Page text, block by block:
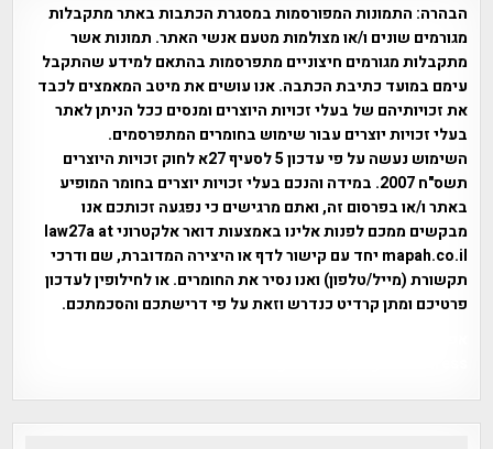
הבהרה: התמונות המפורסמות במסגרת הכתבות באתר מתקבלות
מגורמים שונים ו/או מצולמות מטעם אנשי האתר. תמונות אשר
מתקבלות מגורמים חיצוניים מתפרסמות בהתאם למידע שהתקבל
עימם במועד כתיבת הכתבה. אנו עושים את מיטב המאמצים לכבד
את זכויותיהם של בעלי זכויות היוצרים ומנסים ככל הניתן לאתר
בעלי זכויות יוצרים עבור שימוש בחומרים המתפרסמים.
השימוש נעשה על פי עדכון 5 לסעיף 27א לחוק זכויות היוצרים
תשס"ח 2007. במידה והנכם בעלי זכויות יוצרים בחומר המופיע
באתר ו/או בפרסום זה, ואתם מרגישים כי נפגעה זכותכם אנו
מבקשים ממכם לפנות אלינו באמצעות דואר אלקטרוני law27a at
mapah.co.il יחד עם קישור לדף או היצירה המדוברת, שם ודרכי
תקשורת (מייל/טלפון) ואנו נסיר את החומרים. או לחילופין לעדכון
פרטיכם ומתן קרדיט כנדרש וזאת על פי דרישתכם והסכמתכם.